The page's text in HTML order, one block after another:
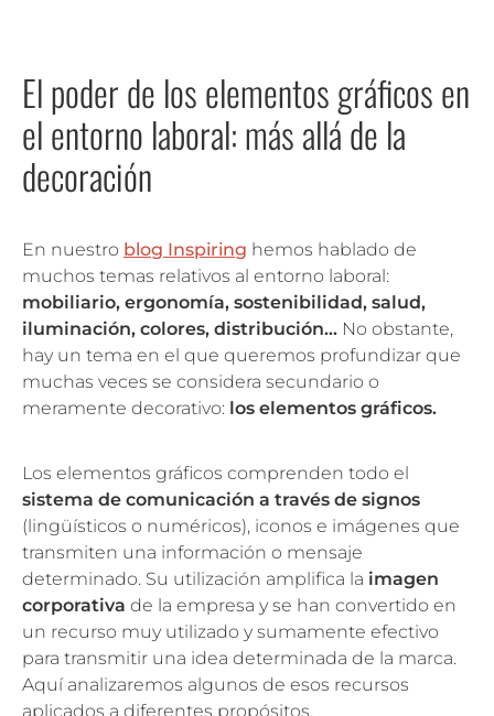
El poder de los elementos gráficos en
el entorno laboral: más allá de la
decoración
En nuestro blog Inspiring hemos hablado de
muchos temas relativos al entorno laboral:
mobiliario, ergonomía, sostenibilidad, salud,
iluminación, colores, distribución… No obstante,
hay un tema en el que queremos profundizar que
muchas veces se considera secundario o
meramente decorativo: los elementos gráficos.
Los elementos gráficos comprenden todo el
sistema de comunicación a través de signos
(lingüísticos o numéricos), iconos e imágenes que
transmiten una información o mensaje
determinado. Su utilización amplifica la imagen
corporativa de la empresa y se han convertido en
un recurso muy utilizado y sumamente efectivo
para transmitir una idea determinada de la marca.
Aquí analizaremos algunos de esos recursos
aplicados a diferentes propósitos.